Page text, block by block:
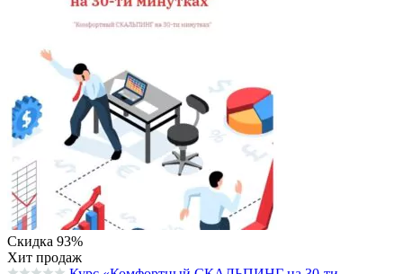
Скидка 93%
Хит продаж